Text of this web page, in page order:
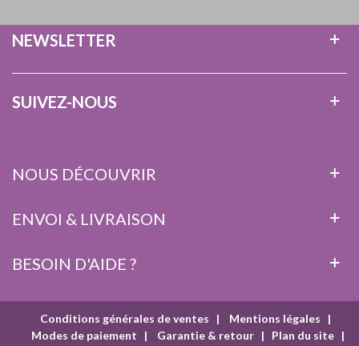
NEWSLETTER
SUIVEZ-NOUS
NOUS DÉCOUVRIR
ENVOI & LIVRAISON
BESOIN D'AIDE ?
Conditions générales de ventes | Mentions légales |
Modes de paiement | Garantie & retour | Plan du site |